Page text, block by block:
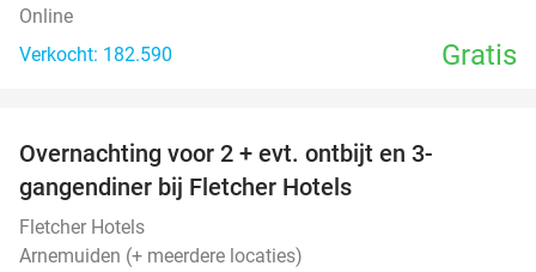
Online
Verkocht: 182.590
Gratis
Overnachting voor 2 + evt. ontbijt en 3-
gangendiner bij Fletcher Hotels
Fletcher Hotels
Arnemuiden (+ meerdere locaties)